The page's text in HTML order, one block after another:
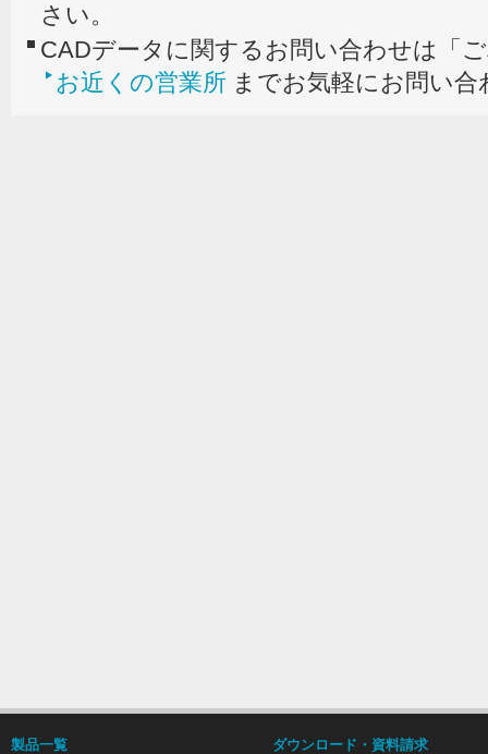
さい。
CADデータに関するお問い合わせは「
お近くの営業所 までお気軽にお問い
製品一覧 ダウンロード・資料請求